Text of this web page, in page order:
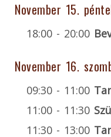
November 15.
18:00 - 20:00
November 16.
09:30 - 11:00
11:00 - 11:30
11:30 - 13:00